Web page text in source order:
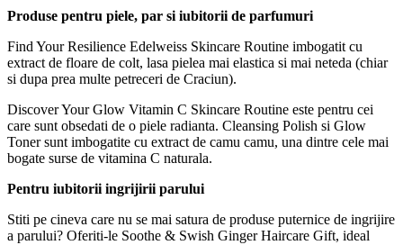
Produse pentru piele, par si iubitorii de parfumuri
Find Your Resilience Edelweiss Skincare Routine imbogatit cu
extract de floare de colt, lasa pielea mai elastica si mai neteda (chiar
si dupa prea multe petreceri de Craciun).
Discover Your Glow Vitamin C Skincare Routine este pentru cei
care sunt obsedati de o piele radianta. Cleansing Polish si Glow
Toner sunt imbogatite cu extract de camu camu, una dintre cele mai
bogate surse de vitamina C naturala.
Pentru iubitorii ingrijirii parului
Stiti pe cineva care nu se mai satura de produse puternice de ingrijire
a parului? Oferiti-le Soothe & Swish Ginger Haircare Gift, ideal